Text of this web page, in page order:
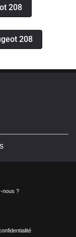
208
208
nous ?